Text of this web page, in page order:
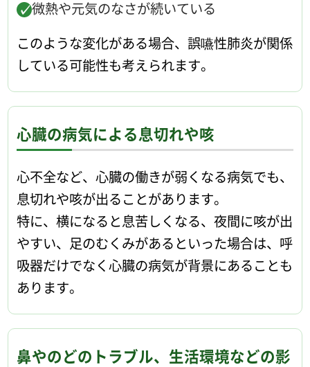
微熱や元気のなさが続いている
このような変化がある場合、誤嚥性肺炎が関係
している可能性も考えられます。
心臓の病気による息切れや咳
心不全など、心臓の働きが弱くなる病気でも、
息切れや咳が出ることがあります。
特に、横になると息苦しくなる、夜間に咳が出
やすい、足のむくみがあるといった場合は、呼
吸器だけでなく心臓の病気が背景にあることも
あります。
鼻やのどのトラブル、生活環境などの影